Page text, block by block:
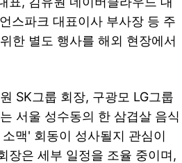
스파크 대표이사 부사장 등 주
한 별도 행사를 해외 현장에서
SK그룹 회장, 구광모 LG그룹
서울 성수동의 한 삼겹살 음식
맥' 회동이 성사될지 관심이
장은 세부 일정을 조율 중이며,